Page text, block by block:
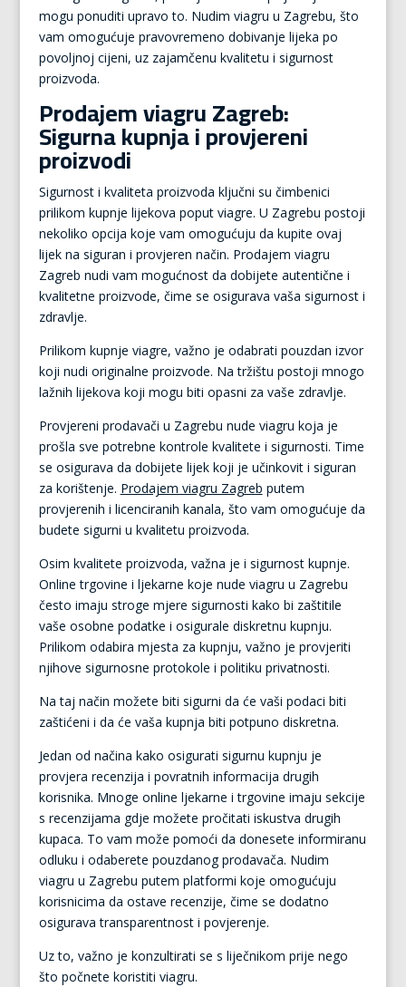
mogu ponuditi upravo to. Nudim viagru u Zagrebu, što
vam omogućuje pravovremeno dobivanje lijeka po
povoljnoj cijeni, uz zajamčenu kvalitetu i sigurnost
proizvoda.
Prodajem viagru Zagreb:
Sigurna kupnja i provjereni
proizvodi
Sigurnost i kvaliteta proizvoda ključni su čimbenici
prilikom kupnje lijekova poput viagre. U Zagrebu postoji
nekoliko opcija koje vam omogućuju da kupite ovaj
lijek na siguran i provjeren način. Prodajem viagru
Zagreb nudi vam mogućnost da dobijete autentične i
kvalitetne proizvode, čime se osigurava vaša sigurnost i
zdravlje.
Prilikom kupnje viagre, važno je odabrati pouzdan izvor
koji nudi originalne proizvode. Na tržištu postoji mnogo
lažnih lijekova koji mogu biti opasni za vaše zdravlje.
Provjereni prodavači u Zagrebu nude viagru koja je
prošla sve potrebne kontrole kvalitete i sigurnosti. Time
se osigurava da dobijete lijek koji je učinkovit i siguran
za korištenje. Prodajem viagru Zagreb putem
provjerenih i licenciranih kanala, što vam omogućuje da
budete sigurni u kvalitetu proizvoda.
Osim kvalitete proizvoda, važna je i sigurnost kupnje.
Online trgovine i ljekarne koje nude viagru u Zagrebu
često imaju stroge mjere sigurnosti kako bi zaštitile
vaše osobne podatke i osigurale diskretnu kupnju.
Prilikom odabira mjesta za kupnju, važno je provjeriti
njihove sigurnosne protokole i politiku privatnosti.
Na taj način možete biti sigurni da će vaši podaci biti
zaštićeni i da će vaša kupnja biti potpuno diskretna.
Jedan od načina kako osigurati sigurnu kupnju je
provjera recenzija i povratnih informacija drugih
korisnika. Mnoge online ljekarne i trgovine imaju sekcije
s recenzijama gdje možete pročitati iskustva drugih
kupaca. To vam može pomoći da donesete informiranu
odluku i odaberete pouzdanog prodavača. Nudim
viagru u Zagrebu putem platformi koje omogućuju
korisnicima da ostave recenzije, čime se dodatno
osigurava transparentnost i povjerenje.
Uz to, važno je konzultirati se s liječnikom prije nego
što počnete koristiti viagru.